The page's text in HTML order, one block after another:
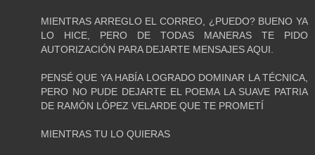
MIENTRAS ARREGLO EL CORREO, ¿PUEDO? BUENO YA
LO HICE, PERO DE TODAS MANERAS TE PIDO
AUTORIZACIÓN PARA DEJARTE MENSAJES AQUI.
PENSÉ QUE YA HABÍA LOGRADO DOMINAR LA TÉCNICA,
PERO NO PUDE DEJARTE EL POEMA LA SUAVE PATRIA
DE RAMÓN LÓPEZ VELARDE QUE TE PROMETÍ
MIENTRAS TU LO QUIERAS